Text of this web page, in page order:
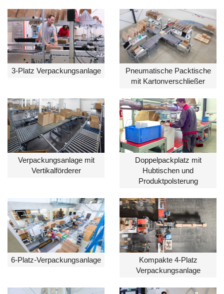
3-Platz Verpackungsanlage
Pneumatische Packtische
mit Kartonverschließer
Verpackungsanlage mit
Vertikalförderer
Doppelpackplatz mit
Hubtischen und
Produktpolsterung
6-Platz-Verpackungsanlage
Kompakte 4-Platz
Verpackungsanlage